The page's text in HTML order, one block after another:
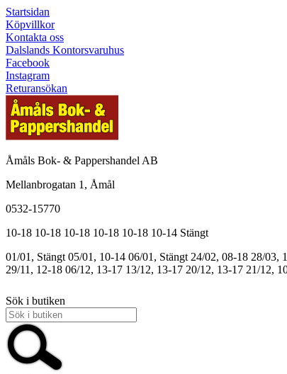
Startsidan
Köpvillkor
Kontakta oss
Dalslands Kontorsvaruhus
Facebook
Instagram
Returansökan
Åmåls Bok- & Pappershandel AB
Mellanbrogatan 1, Åmål
0532-15770
10-18 10-18 10-18 10-18 10-18 10-14 Stängt
01/01, Stängt 05/01, 10-14 06/01, Stängt 24/02, 08-18 28/03,
29/11, 12-18 06/12, 13-17 13/12, 13-17 20/12, 13-17 21/12,
Sök i butiken